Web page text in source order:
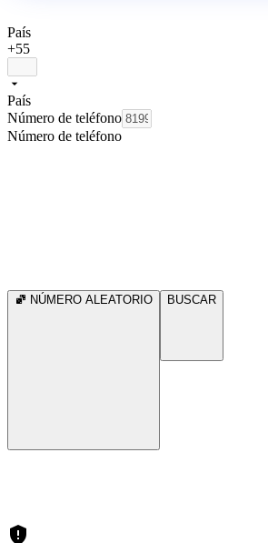
País
+55
País
Número de teléfono
Número de teléfono
NÚMERO ALEATORIO BUSCAR